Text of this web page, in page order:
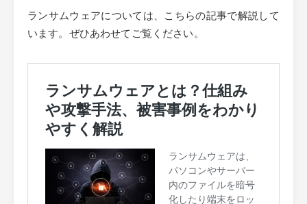
ランサムウェアについては、こちらの記事で解説して
います。ぜひあわせてご覧ください。